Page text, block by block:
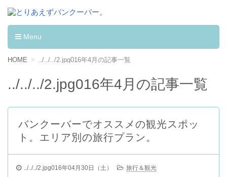
とりあえずバンクーバー。
カナダへワーキングホリデーして学んだ事。
Menu
コンテンツへ移動
HOME ../../../2.jpg016年4月の記事一覧
../../../2.jpg016年4月の記事一覧
バンクーバーでオススメの観光スポッ
ト。エリア別の旅行プラン。
../../../2.jpg016年04月30日（土） 旅行＆観光